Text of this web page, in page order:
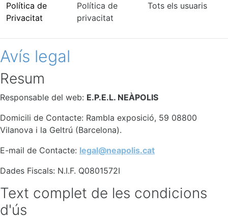
Política de
Privacitat
Política de
privacitat
Tots els usuaris
Avís legal
Resum
Responsable del web: E.P.E.L. NEÀPOLIS
Domicili de Contacte: Rambla exposició, 59 08800
Vilanova i la Geltrú (Barcelona).
E-mail de Contacte: legal@neapolis.cat
Dades Fiscals: N.I.F. Q0801572I
Text complet de les condicions
d'ús